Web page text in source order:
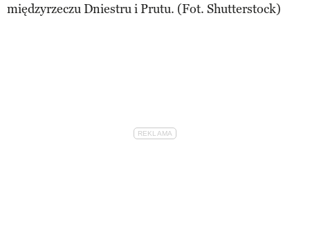
międzyrzeczu Dniestru i Prutu. (Fot. Shutterstock)